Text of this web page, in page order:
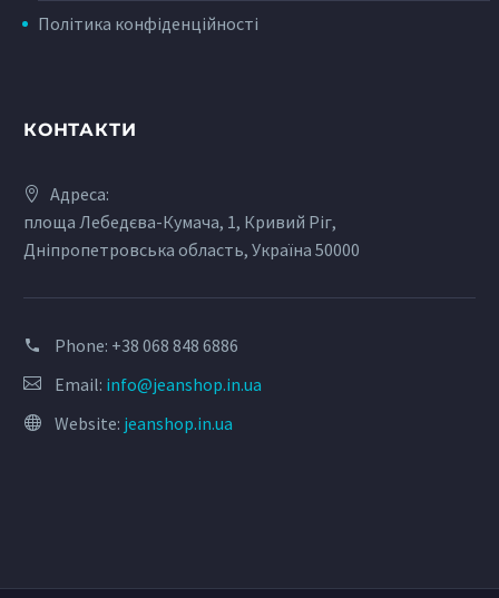
Політика конфіденційності
КОНТАКТИ
Адреса:
площа Лебедєва-Кумача, 1, Кривий Ріг,
Дніпропетровська область, Україна 50000
Phone: +38 068 848 6886
Email: info@jeanshop.in.ua
Website: jeanshop.in.ua